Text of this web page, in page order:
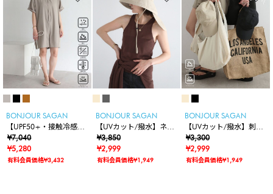
BONJOUR SAGAN
【UPF50+・接触冷感・
撥水】【水陸両用】ラッ
シュガードロンパース
¥7,040
¥5,280
有料会員価格¥3,432
BONJOUR SAGAN
【UVカット/撥水】ネッ
クカバー付きワイドリム
ハット
¥3,850
¥2,999
有料会員価格¥1,949
BONJOUR SAGAN
【UVカット/撥水】刺繍
ロゴキャップ
¥3,300
¥2,999
有料会員価格¥1,949